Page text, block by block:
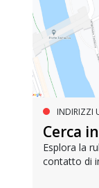
INDIRIZZI
Cerca
Esplora la
contatto di